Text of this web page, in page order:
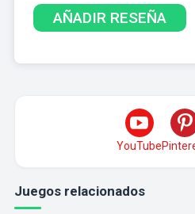
YouTube
Juegos relacionados